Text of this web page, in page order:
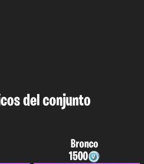
del conjunto
Bronco
1500